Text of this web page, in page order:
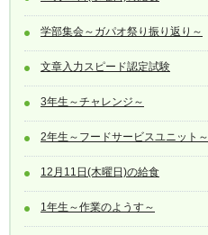
学部集会～ガパオ祭り振り返り～
文章入力スピード認定試験
3年生～チャレンジ～
2年生～フードサービスユニット～
12月11日(木曜日)の給食
1年生～作業のようす～